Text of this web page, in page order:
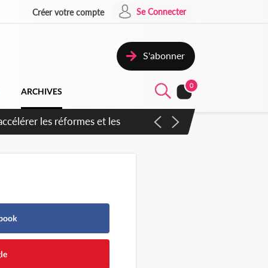
Créer votre compte Se Connecter
S'abonner
ARCHIVES
0
inspirer pour accélérer le